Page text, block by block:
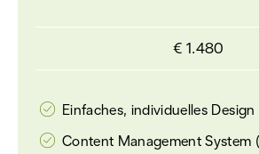
€ 1.480
Einfaches, individuelles Design
Content Management System